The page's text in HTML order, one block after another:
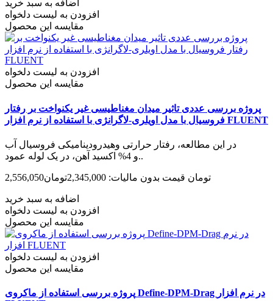
اضافه به سبد خرید
افزودن به لیست دلخواه
مقایسه این محصول
افزودن به لیست دلخواه
مقایسه این محصول
پروژه بررسی عددی تاثیر میدان مغناطیسی غیر یکنواخت بر رفتار
فروسیال با مدل اویلری-لاگرانژی با استفاده از نرم افزار FLUENT
در این مطالعه، رفتار حرارتی وهیدرودینامیکی فروسیال آب
و 4% اکسید آهن، در یک لوله عمود..
2,556,050تومان قیمت بدون مالیات: 2,345,000تومان
اضافه به سبد خرید
افزودن به لیست دلخواه
مقایسه این محصول
افزودن به لیست دلخواه
مقایسه این محصول
پروژه بررسی استفاده از ماکروی Define-DPM-Drag در نرم افزار